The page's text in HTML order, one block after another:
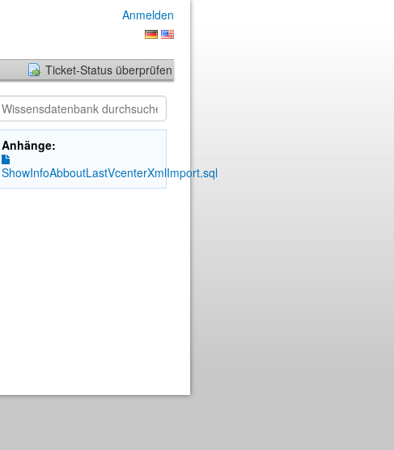
Anmelden
Ticket-Status überprüfen
Anhänge:
ShowInfoAbboutLastVcenterXmlImport.sql